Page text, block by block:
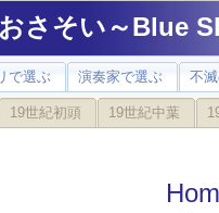
さそい～Blue
で選ぶ 演奏家で選ぶ 不
19世紀初頭 19世紀中葉